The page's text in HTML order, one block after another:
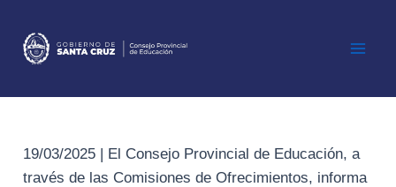
contenido
19/03/2025 | El Consejo Provincial de Educación, a
través de las Comisiones de Ofrecimientos, informa